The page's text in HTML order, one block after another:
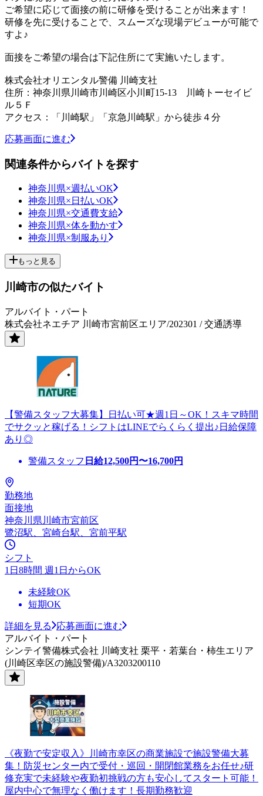
ご希望に応じて面接の前に研修を受けることが出来ます！
研修を先に受けることで、スムーズな現場デビューが可能で
すよ♪
面接をご希望の場合は下記住所にて実施いたします。
株式会社オリエンタル警備 川崎支社
住所：神奈川県川崎市川崎区小川町15-13 川崎トーセイビ
ル５Ｆ
アクセス：「川崎駅」「京急川崎駅」から徒歩４分
応募画面に進む
関連条件からバイトを探す
神奈川県×週払いOK
神奈川県×日払いOK
神奈川県×交通費支給
神奈川県×体を動かす
神奈川県×制服あり
もっと見る
川崎市の似たバイト
アルバイト・パート
株式会社ネエチア 川崎市宮前区エリア/202301 / 交通誘導
【警備スタッフ大募集】日払い可★週1日～OK！スキマ時間
でサクッと稼げる！シフトはLINEでらくらく提出♪日給保障
あり◎
警備スタッフ 日給12,500円〜16,700円
勤務地
面接地
神奈川県川崎市宮前区
鷺沼駅、宮崎台駅、宮前平駅
シフト
1日8時間 週1日からOK
未経験OK
短期OK
詳細を見る
応募画面に進む
アルバイト・パート
シンテイ警備株式会社 川崎支社 栗平・若葉台・柿生エリア
(川崎区幸区の施設警備)/A3203200110
《夜勤で安定収入》川崎市幸区の商業施設で施設警備大募
集！防災センター内で受付・巡回・開閉館業務をお任せ♪研
修充実で未経験や夜勤初挑戦の方も安心してスタート可能！
屋内中心で無理なく働けます！長期勤務歓迎